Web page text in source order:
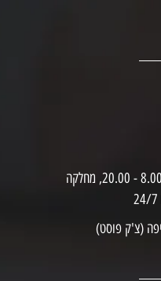
מחלקה אזרחית והוצל"פ 8.00 - 20.00, מחלקה